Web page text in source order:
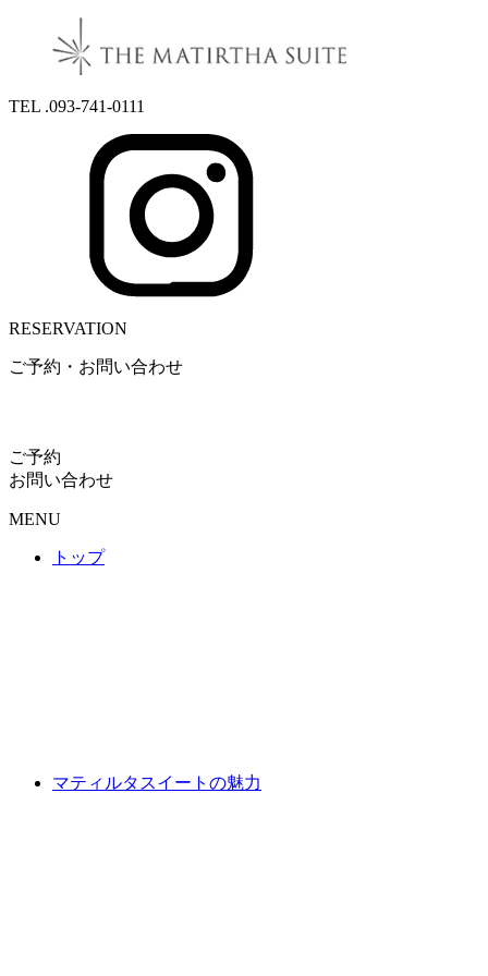
TEL .093-741-0111
RESERVATION
ご予約・お問い合わせ
ご予約
お問い合わせ
MENU
トップ
マティルタスイートの魅力